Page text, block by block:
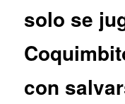
solo se
con